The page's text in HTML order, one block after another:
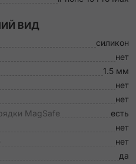
ВИД
силикон
нет
1.5 мм
нет
нет
MagSafe
есть
нет
нет
да